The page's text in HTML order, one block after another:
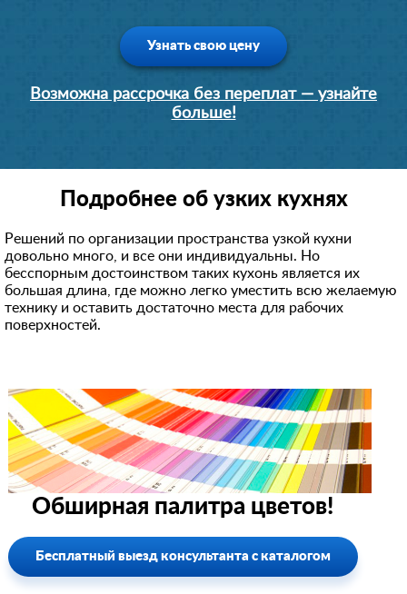
Узнать свою цену
Возможна рассрочка без переплат — узнайте
больше!
Подробнее об узких кухнях
Решений по организации пространства узкой кухни
довольно много, и все они индивидуальны. Но
бесспорным достоинством таких кухонь является их
большая длина, где можно легко уместить всю желаемую
технику и оставить достаточно места для рабочих
поверхностей.
Обширная палитра цветов!
Бесплатный выезд консультанта с каталогом